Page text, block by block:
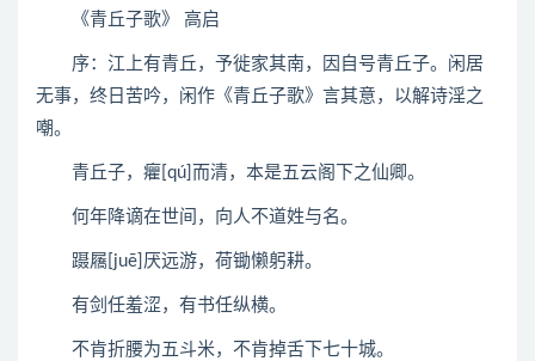
《青丘子歌》 高启
序：江上有青丘，予徙家其南，因自号青丘子。闲居
无事，终日苦吟，闲作《青丘子歌》言其意，以解诗淫之
嘲。
青丘子，癯[qú]而清，本是五云阁下之仙卿。
何年降谪在世间，向人不道姓与名。
蹑屩[juē]厌远游，荷锄懒躬耕。
有剑任羞涩，有书任纵横。
不肯折腰为五斗米，不肯掉舌下七十城。